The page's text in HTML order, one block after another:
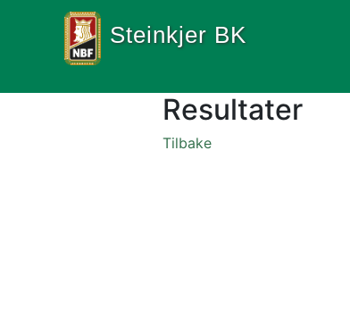
Steinkjer BK
Resultater
Tilbake